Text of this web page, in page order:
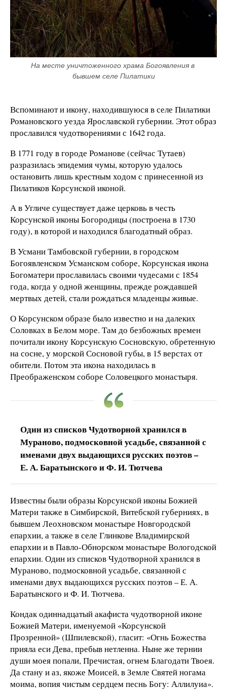
На месте уничтоженного храма Богоявления в
бывшем селе Пилатики
Вспоминают и икону, находившуюся в селе Пилатики
Романовского уезда Ярославской губернии. Этот образ
прославился чудотворениями с 1642 года.
В 1771 году в городе Романове (сейчас Тутаев)
разразилась эпидемия чумы, которую удалось
остановить лишь крестным ходом с принесенной из
Пилатиков Корсунской иконой.
А в Угличе существует даже церковь в честь
Корсунской иконы Богородицы (построена в 1730
году), в которой и находился благодатный образ.
В Усмани Тамбовской губернии, в городском
Богоявленском Усманском соборе, Корсунская икона
Богоматери прославилась своими чудесами с 1854
года, когда у одной женщины, прежде рождавшей
мертвых детей, стали рождаться младенцы живые.
О Корсунском образе было известно и на далеких
Соловках в Белом море. Там до безбожных времен
почитали икону Корсунскую Сосновскую, обретенную
на сосне, у морской Сосновой губы, в 15 верстах от
обители. Потом эта икона находилась в
Преображенском соборе Соловецкого монастыря.
Один из списков Чудотворной хранился в
Мураново, подмосковной усадьбе, связанной с
именами двух выдающихся русских поэтов –
Е. А. Баратынского и Ф. И. Тютчева
Известны были образы Корсунской иконы Божией
Матери также в Симбирской, Витебской губерниях, в
бывшем Леохновском монастыре Новгородской
епархии, а также в селе Глинкове Владимирской
епархии и в Павло-Обнорском монастыре Вологодской
епархии. Один из списков Чудотворной хранился в
Мураново, подмосковной усадьбе, связанной с
именами двух выдающихся русских поэтов – Е. А.
Баратынского и Ф. И. Тютчева.
Кондак одиннадцатый акафиста чудотворной иконе
Божией Матери, именуемой «Корсунской
Прозренной» (Шпилевской), гласит: «Огнь Божества
прияла еси Дева, пребыв нетленна. Ныне же тернии
души моея попали, Пречистая, огнем Благодати Твоея.
Да стану и аз, якоже Моисей, в Земле Святей ногама
моима, вопия чистым сердцем песнь Богу: Аллилуиа».